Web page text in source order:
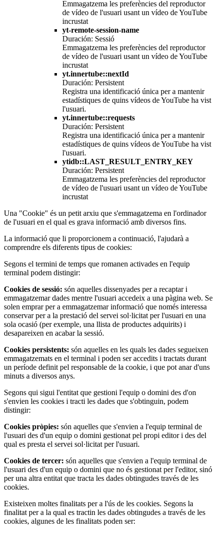
Emmagatzema les preferències del reproductor
de vídeo de l'usuari usant un vídeo de YouTube
incrustat
yt-remote-session-name
Duración: Sessió
Emmagatzema les preferències del reproductor
de vídeo de l'usuari usant un vídeo de YouTube
incrustat
yt.innertube::nextId
Duración: Persistent
Registra una identificació única per a mantenir
estadístiques de quins vídeos de YouTube ha vist
l'usuari.
yt.innertube::requests
Duración: Persistent
Registra una identificació única per a mantenir
estadístiques de quins vídeos de YouTube ha vist
l'usuari.
ytidb::LAST_RESULT_ENTRY_KEY
Duración: Persistent
Emmagatzema les preferències del reproductor
de vídeo de l'usuari usant un vídeo de YouTube
incrustat
Una "Cookie" és un petit arxiu que s'emmagatzema en l'ordinador
de l'usuari en el qual es grava informació amb diversos fins.
La informació que li proporcionem a continuació, l'ajudarà a
comprendre els diferents tipus de cookies:
Segons el termini de temps que romanen activades en l'equip
terminal podem distingir:
Cookies de sessió: són aquelles dissenyades per a recaptar i
emmagatzemar dades mentre l'usuari accedeix a una pàgina web. Se
solen emprar per a emmagatzemar informació que només interessa
conservar per a la prestació del servei sol·licitat per l'usuari en una
sola ocasió (per exemple, una llista de productes adquirits) i
desapareixen en acabar la sessió.
Cookies persistents: són aquelles en les quals les dades segueixen
emmagatzemats en el terminal i poden ser accedits i tractats durant
un període definit pel responsable de la cookie, i que pot anar d'uns
minuts a diversos anys.
Segons qui sigui l'entitat que gestioni l'equip o domini des d'on
s'envien les cookies i tracti les dades que s'obtinguin, podem
distingir:
Cookies pròpies: són aquelles que s'envien a l'equip terminal de
l'usuari des d'un equip o domini gestionat pel propi editor i des del
qual es presta el servei sol·licitat per l'usuari.
Cookies de tercer: són aquelles que s'envien a l'equip terminal de
l'usuari des d'un equip o domini que no és gestionat per l'editor, sinó
per una altra entitat que tracta les dades obtingudes través de les
cookies.
Existeixen moltes finalitats per a l'ús de les cookies. Segons la
finalitat per a la qual es tractin les dades obtingudes a través de les
cookies, algunes de les finalitats poden ser: